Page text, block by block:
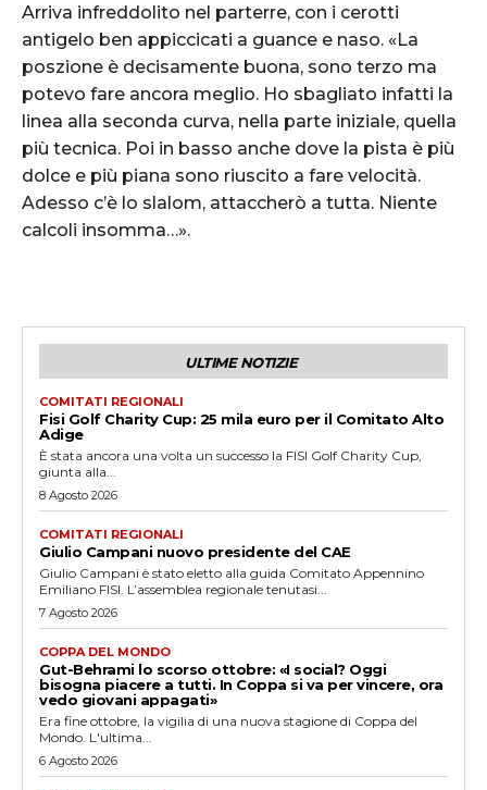
Arriva infreddolito nel parterre, con i cerotti
antigelo ben appiccicati a guance e naso. «La
poszione è decisamente buona, sono terzo ma
potevo fare ancora meglio. Ho sbagliato infatti la
linea alla seconda curva, nella parte iniziale, quella
più tecnica. Poi in basso anche dove la pista è più
dolce e più piana sono riuscito a fare velocità.
Adesso c’è lo slalom, attaccherò a tutta. Niente
calcoli insomma…».
ULTIME NOTIZIE
COMITATI REGIONALI
Fisi Golf Charity Cup: 25 mila euro per il Comitato Alto
Adige
È stata ancora una volta un successo la FISI Golf Charity Cup,
giunta alla...
8 Agosto 2026
COMITATI REGIONALI
Giulio Campani nuovo presidente del CAE
Giulio Campani è stato eletto alla guida Comitato Appennino
Emiliano FISI. L’assemblea regionale tenutasi...
7 Agosto 2026
COPPA DEL MONDO
Gut-Behrami lo scorso ottobre: «I social? Oggi
bisogna piacere a tutti. In Coppa si va per vincere, ora
vedo giovani appagati»
Era fine ottobre, la vigilia di una nuova stagione di Coppa del
Mondo. L'ultima...
6 Agosto 2026